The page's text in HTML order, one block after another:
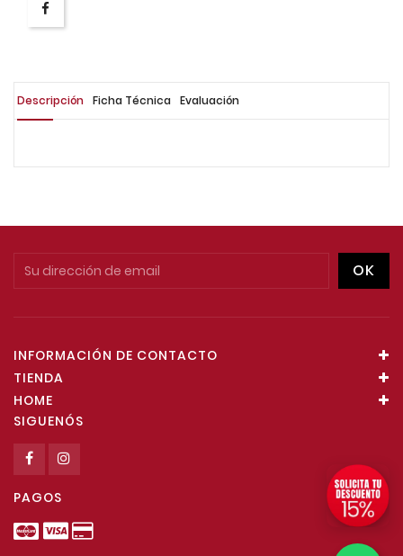
Descripción Ficha Técnica Evaluación
INFORMACIÓN DE CONTACTO
TIENDA
HOME
SIGUENÓS
PAGOS